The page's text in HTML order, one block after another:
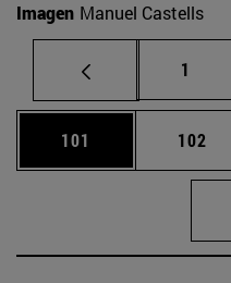
Imagen Manuel Castells
Página
1
Página
101 Página
102